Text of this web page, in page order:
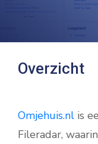
Overzicht
Omjehuis.nl is
Fileradar,